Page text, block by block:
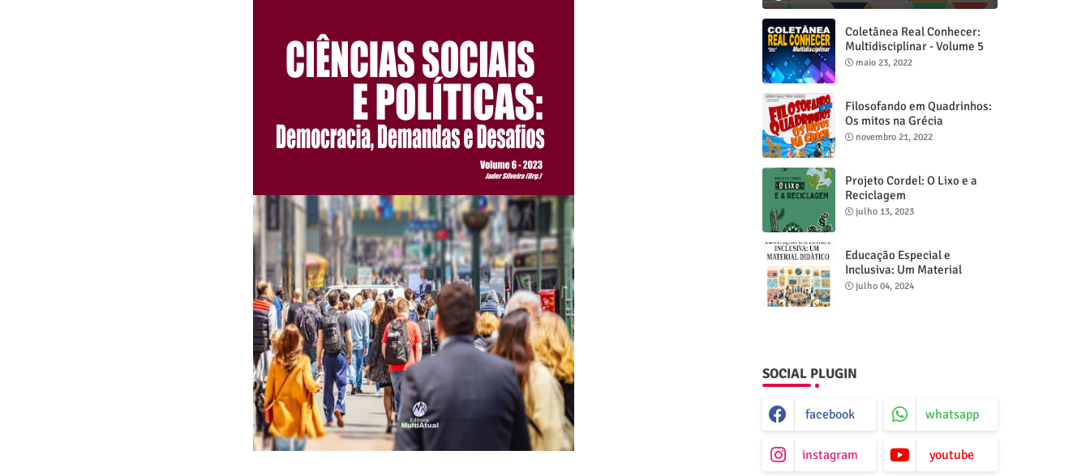
Coletânea Real Conhecer:
Multidisciplinar - Volume 5
maio 23, 2022
Filosofando em Quadrinhos:
Os mitos na Grécia
novembro 21, 2022
Projeto Cordel: O Lixo e a
Reciclagem
julho 13, 2023
Educação Especial e
Inclusiva: Um Material
Didático
julho 04, 2024
SOCIAL PLUGIN
facebook whatsapp
instagram youtube